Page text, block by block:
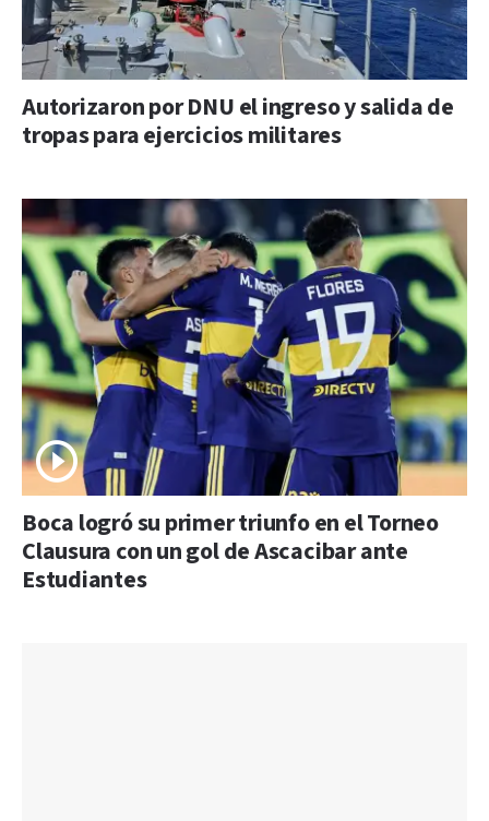
Autorizaron por DNU el ingreso y salida de
tropas para ejercicios militares
Boca logró su primer triunfo en el Torneo
Clausura con un gol de Ascacibar ante
Estudiantes